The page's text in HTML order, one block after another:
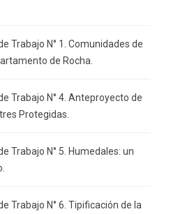
Trabajo N° 1. Comunidades de
de Rocha.
Trabajo N° 4. Anteproyecto de
Protegidas.
Trabajo N° 5. Humedales: un
Trabajo N° 6. Tipificación de la